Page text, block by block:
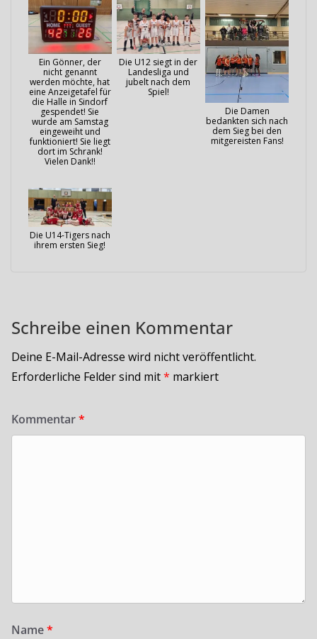
Ein Gönner, der
nicht genannt
werden möchte, hat
eine Anzeigetafel für
die Halle in Sindorf
gespendet! Sie
wurde am Samstag
eingeweiht und
funktioniert! Sie liegt
dort im Schrank!
Vielen Dank!!
Die U12 siegt in der
Landesliga und
jubelt nach dem
Spiel!
Die Damen
bedankten sich nach
dem Sieg bei den
mitgereisten Fans!
Die U14-Tigers nach
ihrem ersten Sieg!
Schreibe einen Kommentar
Deine E-Mail-Adresse wird nicht veröffentlicht.
Erforderliche Felder sind mit* markiert
Kommentar*
Name*